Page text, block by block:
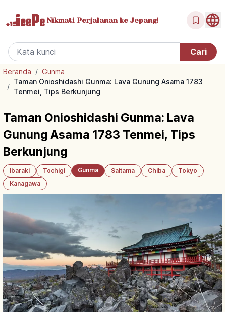
Nikmati Perjalanan ke Jepang!
Beranda / Gunma
/
Taman Onioshidashi Gunma: Lava Gunung Asama 1783
Tenmei, Tips Berkunjung
Taman Onioshidashi Gunma: Lava
Gunung Asama 1783 Tenmei, Tips
Berkunjung
Ibaraki Tochigi Gunma Saitama Chiba
Tokyo
Kanagawa